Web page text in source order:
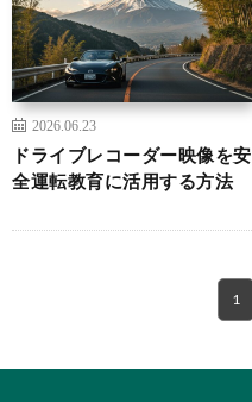
2026.06.23
ドライブレコーダー映像を安
全運転教育に活用する方法
1